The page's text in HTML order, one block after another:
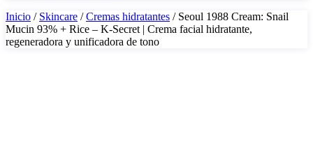
Inicio / Skincare /Cremas hidratantes / Seoul 1988 Cream: Snail
Mucin 93% + Rice – K-Secret | Crema facial hidratante,
regeneradora y unificadora de tono